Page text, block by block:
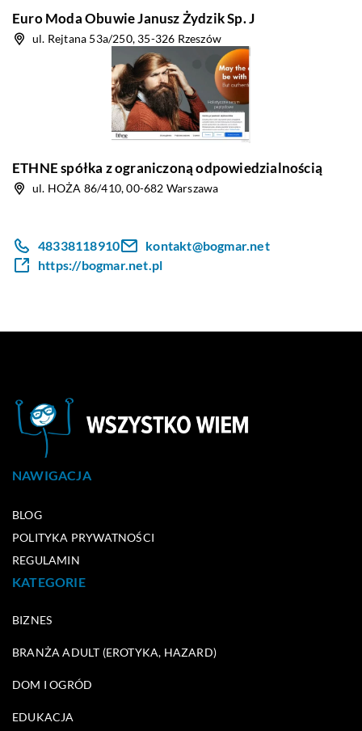
Euro Moda Obuwie Janusz Żydzik Sp. J
ul. Rejtana 53a/250, 35-326 Rzeszów
ETHNE spółka z ograniczoną odpowiedzialnością
ul. HOŻA 86/410, 00-682 Warszawa
48338118910
kontakt@bogmar.net
https://bogmar.net.pl
NAWIGACJA
BLOG
POLITYKA PRYWATNOŚCI
REGULAMIN
KATEGORIE
BIZNES
BRANŻA ADULT (EROTYKA, HAZARD)
DOM I OGRÓD
EDUKACJA